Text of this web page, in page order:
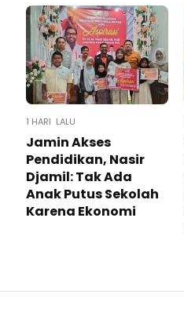
1 HARI LALU
Jamin Akses
Pendidikan, Nasir
Djamil: Tak Ada
Anak Putus Sekolah
Karena Ekonomi